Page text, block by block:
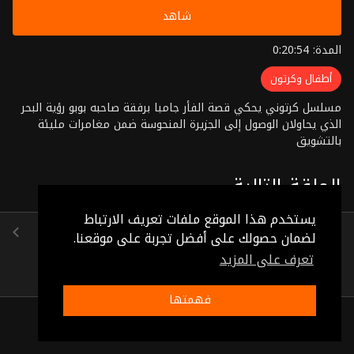
يستخدم هذا الموقع ملفات تعريف الارتباط
لضمان حصولك على أفضل تجربة على موقعنا.
تعرف على المزيد
فهمتها
شاهد
المدة: 0:20:54
أطفال وكرتون
مسلسل كرتوني يحكي قصة الفأر جامبا برفقة صاحبه بوبو رؤية البحر
الذي يحاولان الوصول إلى الجزيرة المنحوسة ضمن مغامرات مليئة
بالتشويق
الحلقة التالية
الحلقة 8
(0:20:59)